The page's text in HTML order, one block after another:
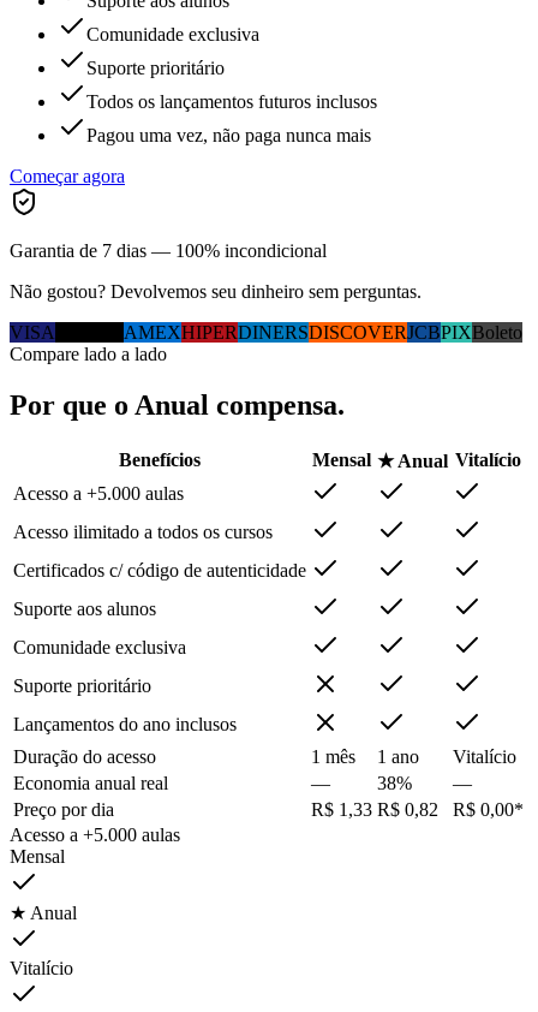
Comunidade exclusiva
Suporte prioritário
Todos os lançamentos futuros inclusos
Pagou uma vez, não paga nunca mais
Começar agora
Garantia de 7 dias — 100% incondicional
Não gostou? Devolvemos seu dinheiro sem perguntas.
VISA
AMEXHIPERDINERSDISCOVERJCBPIXBoleto
Compare lado a lado
Por que o Anual compensa.
Benefícios Mensal ★ Anual Vitalício
Acesso a +5.000 aulas
Acesso ilimitado a todos os cursos
Certificados c/ código de autenticidade
Suporte aos alunos
Comunidade exclusiva
Suporte prioritário
Lançamentos do ano inclusos
Duração do acesso
1 mês 1 ano
Vitalício
Economia anual real
— 38%
—
Preço por dia
R$ 1,33 R$ 0,82
R$ 0,00*
Acesso a +5.000 aulas
Mensal
★ Anual
Vitalício